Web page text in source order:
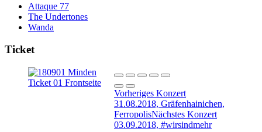
Attaque 77
The Undertones
Wanda
Ticket
Vorheriges Konzert
31.08.2018, Gräfenhainichen,
FerropolisNächstes Konzert
03.09.2018, #wirsindmehr